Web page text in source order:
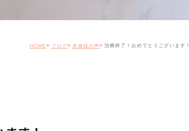
HOME ブログ 患者様の声 治療終了！おめでとうございます！